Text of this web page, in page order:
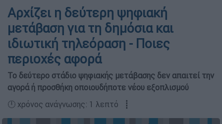
Αρχίζει η δεύτερη ψηφιακή
μετάβαση για τη δημόσια και
ιδιωτική τηλεόραση - Ποιες
περιοχές αφορά
Το δεύτερο στάδιο ψηφιακής μετάβασης δεν απαιτεί την
αγορά ή προσθήκη οποιουδήποτε νέου εξοπλισμού
🕛 χρόνος ανάγνωσης: 1 λεπτό ┋